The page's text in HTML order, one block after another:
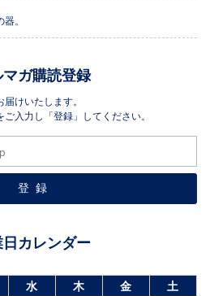
。
マガ購読登録
けいたします。
入力し「登録」してください。
日カレンダー
水 木 金
土